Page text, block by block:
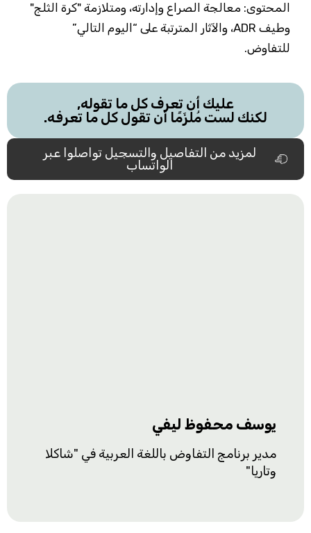
المحتوى: معالجة الصراع وإدارته، ومتلازمة "كرة الثلج"
وطيف ADR، والآثار المترتبة على “اليوم التالي”
للتفاوض.
عليك أن تعرف كل ما تقوله,
لكنك لست مُلزَمًا أن تقول كل ما تعرفه.
لمزيد من التفاصيل والتسجيل تواصلوا عبر
الواتساب
يوسف محفوظ ليفي
مدير برنامج التفاوض باللغة العربية في "شاكلا
وتاريا"